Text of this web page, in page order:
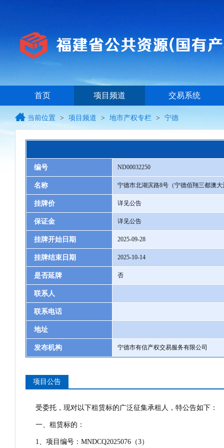
首页 项目频道 交易系统
当前位置 > 项目频道 > 地市产权专栏 > 宁德
编号 ND00032250
名称 宁德市北湖滨路8号（宁德佰翔三都澳
挂牌价 详见公告
保证金 详见公告
挂牌开始日期 2025-09-28
挂牌结束日期 2025-10-14
是否延牌 否
联系人
联系电话
地址
发布机构 宁德市有信产权交易服务有限公司
项目公告
受委托，现对以下租赁标的广泛征集承租人，特公告如下：
一、租赁标的：
1、项目编号：MNDCQ2025076（3）